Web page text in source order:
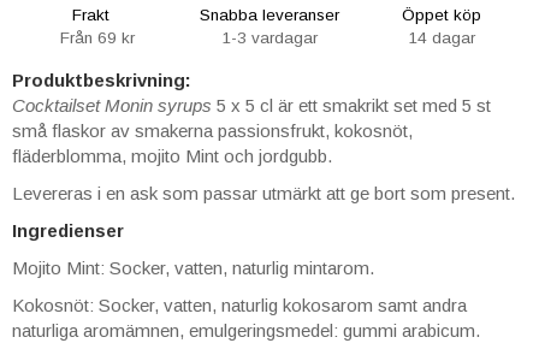
Frakt
Från 69 kr
Snabba leveranser
1-3 vardagar
Öppet köp
14 dagar
Produktbeskrivning:
Cocktailset Monin syrups 5 x 5 cl är ett smakrikt set med 5 st
små flaskor av smakerna passionsfrukt, kokosnöt,
fläderblomma, mojito Mint och jordgubb.
Levereras i en ask som passar utmärkt att ge bort som present.
Ingredienser
Mojito Mint: Socker, vatten, naturlig mintarom.
Kokosnöt: Socker, vatten, naturlig kokosarom samt andra
naturliga aromämnen, emulgeringsmedel: gummi arabicum.